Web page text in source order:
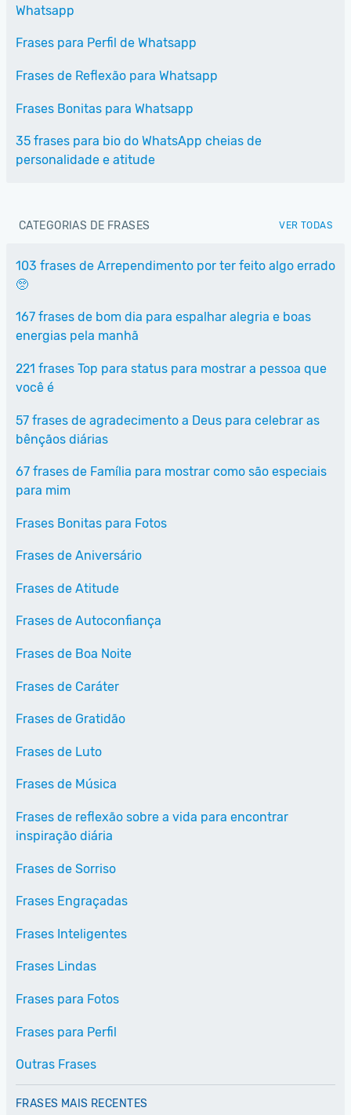
Whatsapp
Frases para Perfil de Whatsapp
Frases de Reflexão para Whatsapp
Frases Bonitas para Whatsapp
35 frases para bio do WhatsApp cheias de
personalidade e atitude
CATEGORIAS DE FRASES VER TODAS
103 frases de Arrependimento por ter feito algo errado
🥺
167 frases de bom dia para espalhar alegria e boas
energias pela manhã
221 frases Top para status para mostrar a pessoa que
você é
57 frases de agradecimento a Deus para celebrar as
bênçãos diárias
67 frases de Família para mostrar como são especiais
para mim
Frases Bonitas para Fotos
Frases de Aniversário
Frases de Atitude
Frases de Autoconfiança
Frases de Boa Noite
Frases de Caráter
Frases de Gratidão
Frases de Luto
Frases de Música
Frases de reflexão sobre a vida para encontrar
inspiração diária
Frases de Sorriso
Frases Engraçadas
Frases Inteligentes
Frases Lindas
Frases para Fotos
Frases para Perfil
Outras Frases
FRASES MAIS RECENTES